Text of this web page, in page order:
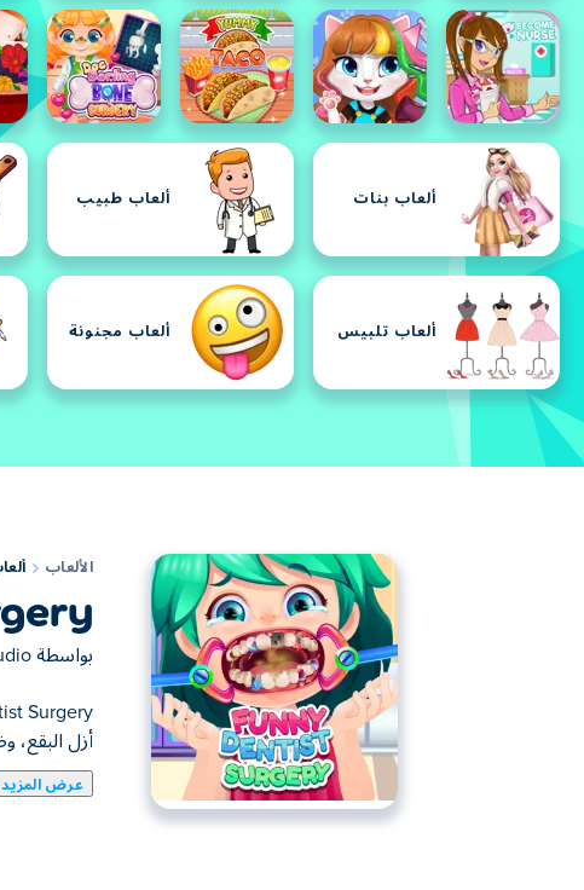
ألعاب بنات ألعاب طبيب
ألعاب تلبيس ألعاب مجنونة
الألعاب
بواسطة
أزل
عرض المزيد
يمكنك هنا لعب Funny Dentist Surgery. لعبة Funny Dentist Surgery واحدة من ألعاب ألعاب المحاكاة المختارة.